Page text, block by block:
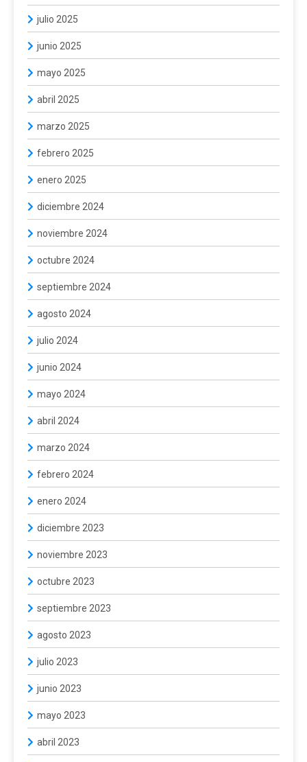
julio 2025
junio 2025
mayo 2025
abril 2025
marzo 2025
febrero 2025
enero 2025
diciembre 2024
noviembre 2024
octubre 2024
septiembre 2024
agosto 2024
julio 2024
junio 2024
mayo 2024
abril 2024
marzo 2024
febrero 2024
enero 2024
diciembre 2023
noviembre 2023
octubre 2023
septiembre 2023
agosto 2023
julio 2023
junio 2023
mayo 2023
abril 2023